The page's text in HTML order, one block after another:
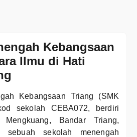
Kebangsaan
Ilmu di Hati
Kebangsaan Triang (SMK
sekolah CEBA072, berdiri
Bandar Triang,
sebuah sekolah menengah